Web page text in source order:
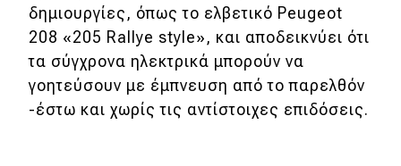
δημιουργίες, όπως το ελβετικό Peugeot
208 «205 Rallye style», και αποδεικνύει ότι
τα σύγχρονα ηλεκτρικά μπορούν να
γοητεύσουν με έμπνευση από το παρελθόν
-έστω και χωρίς τις αντίστοιχες επιδόσεις.